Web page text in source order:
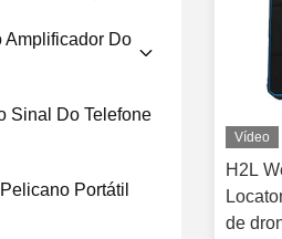
Amplificador Do
Sinal Do Telefone
Portátil
Vídeo
H2L
de